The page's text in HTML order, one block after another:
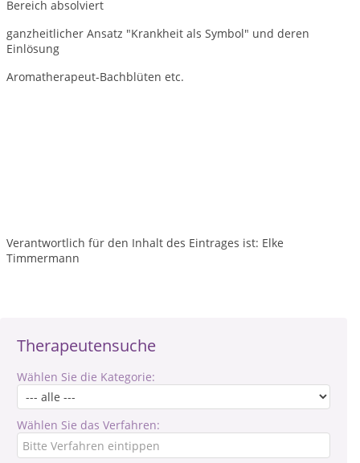
Therapeutensuche
Wählen Sie die Kategorie:
Wählen Sie das Verfahren:
Bereich absolviert
ganzheitlicher Ansatz "Krankheit als Symbol" und deren
Einlösung
Aromatherapeut-Bachblüten etc.
Verantwortlich für den Inhalt des Eintrages ist: Elke
Timmermann